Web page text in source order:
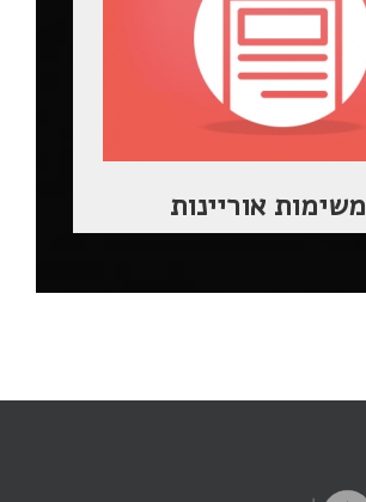
משימות אוריינות